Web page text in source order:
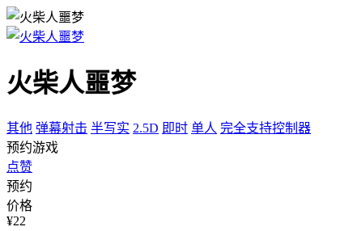
火柴人噩梦
其他 弹幕射击 半写实 2.5D 即时 单人 完全支持控制器
预约游戏
点赞
预约
价格
¥22